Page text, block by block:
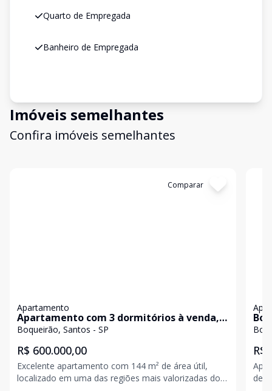
Quarto de Empregada
Banheiro de Empregada
Imóveis semelhantes
Confira imóveis semelhantes
Comparar
Apartamento
Apartamento com 3 dormitórios à venda,
144 m² por R$ 600.000,00 - Boqueirão -
Boqueirão, Santos - SP
R$ 600.000,00
Excelente apartamento com 144 m² de área útil,
localizado em uma das regiões mais valorizadas do
R$
de